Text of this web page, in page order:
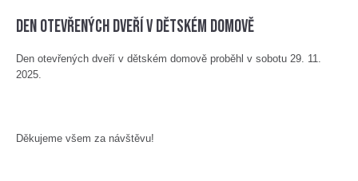
Den otevřených dveří v dětském domově
Den otevřených dveří v dětském domově proběhl v sobotu 29. 11.
2025.
Děkujeme všem za návštěvu!